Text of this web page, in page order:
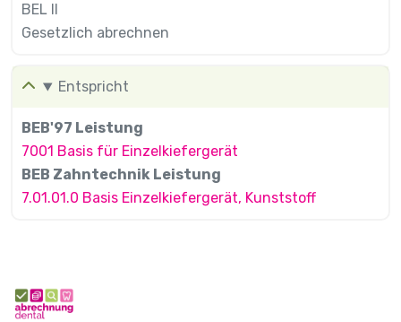
BEL II
Gesetzlich abrechnen
Entspricht
BEB'97 Leistung
7001 Basis für Einzelkiefergerät
BEB Zahntechnik Leistung
7.01.01.0 Basis Einzelkiefergerät, Kunststoff